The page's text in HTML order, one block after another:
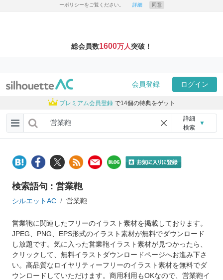
ーポリシーをご覧ください。 詳細 同意
総会員数1600万人突破！
会員登録 ログイン
プレミアム会員登録 で14個の特典をゲット
詳細
検索
▼
検索語句 : 営業鞄
シルエットAC 営業鞄
営業鞄に関連したフリーのイラスト素材を掲載しております。
JPEG、PNG、EPS形式のイラスト素材が無料でダウンロード
し放題です。気に入った営業鞄イラスト素材が見つかったら、
クリックして、無料イラストダウンロードページへお進み下さ
い。高品質なロイヤリティーフリーのイラスト素材を無料でダ
ウンロードしていただけます。商用利用もOKなので、営業鞄イ